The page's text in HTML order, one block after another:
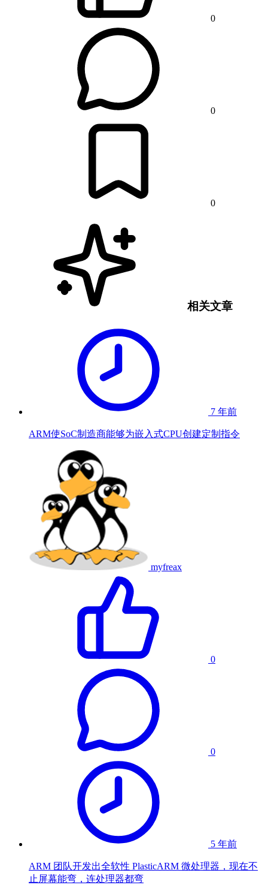
0
0
0
相关文章
7 年前
ARM使SoC制造商能够为嵌入式CPU创建定制指令
myfreax
0
0
5 年前
ARM 团队开发出全软性 PlasticARM 微处理器，现在不
止屏幕能弯，连处理器都弯